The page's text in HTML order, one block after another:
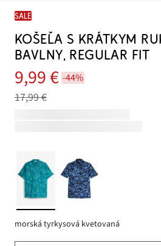
SALE
KOŠEĽA S KRÁTKYM
BAVLNY, REGULAR FIT
9,99 € -44%
17,99 €
morská tyrkysová kvetovaná